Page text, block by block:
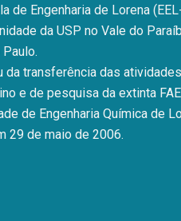
de Engenharia de Lorena
da USP no Vale do
da transferência das
e de pesquisa da extinta
de Engenharia Química de
29 de maio de 2006.